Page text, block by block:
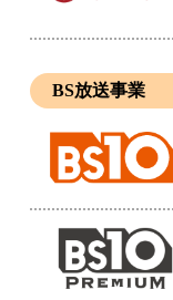
BS放送事業